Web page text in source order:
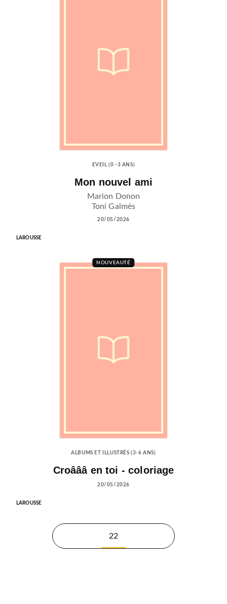
EVEIL (0 -3 ANS)
Mon nouvel ami
Marion Donon
Toni Galmés
20/05/2026
LAROUSSE
NOUVEAUTÉ
ALBUMS ET ILLUSTRÉS (3-6 ANS)
Croâââ en toi - coloriage
20/05/2026
LAROUSSE
22